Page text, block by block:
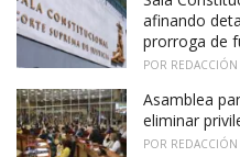
afinando
prorroga de
POR
Asamblea
eliminar
POR